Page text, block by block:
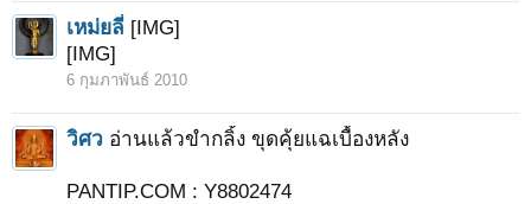
เหม่ยลี่ [IMG]
[IMG]
6 กุมภาพันธ์ 2010
วิศว อ่านแล้วขำกลิ้ง ขุดคุ้ยแฉเบื้องหลัง
PANTIP.COM : Y8802474